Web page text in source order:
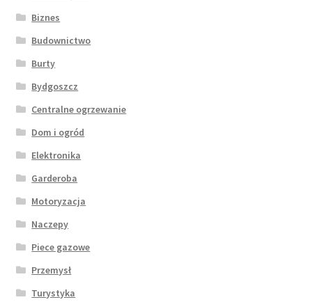
Biznes
Budownictwo
Burty
Bydgoszcz
Centralne ogrzewanie
Dom i ogród
Elektronika
Garderoba
Motoryzacja
Naczepy
Piece gazowe
Przemysł
Turystyka